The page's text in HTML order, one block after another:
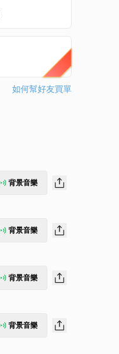
如何幫好友買單
背景音樂
背景音樂
背景音樂
背景音樂